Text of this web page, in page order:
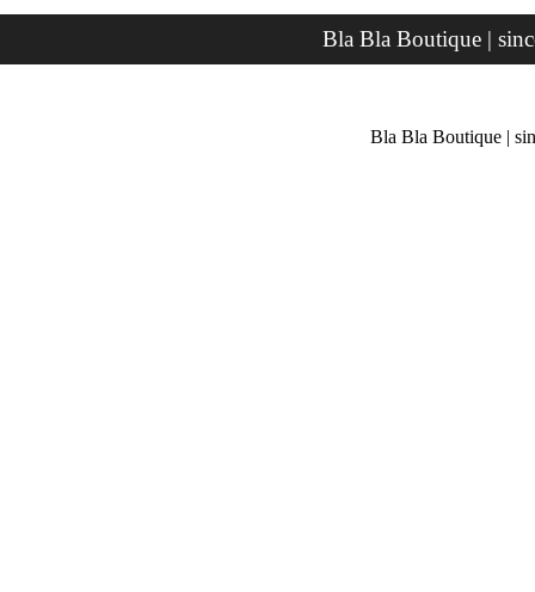
Bla Bla Boutique |
Bla Bla Boutique |